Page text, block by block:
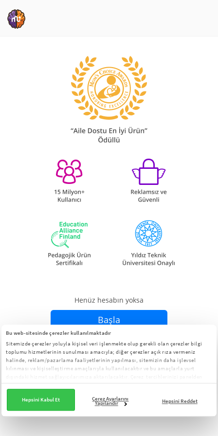
Bu web-sitesinde çerezler kullanılmaktadır
Sitemizde çerezler yoluyla kişisel veri işlenmekte olup gerekli olan çerezler bilgi
toplumu hizmetlerinin sunulması amacıyla; diğer çerezler açık rıza vermeniz
halinde, reklam/pazarlama faaliyetlerinin yapılması, sitemizin daha işlevsel
kılınması ve kişiselleştirme amaçlarıyla kullanılacaktır ve bu amaçlarla yurt
yönetebilirsiniz:Çerez Aydınlatma Metni
Hepsini Kabul Et Çerez Ayarlarını
Yapılandır Hepsini Reddet
Henüz hesabın yoksa
Başla
Zaten hesabın varsaGiriş Yap